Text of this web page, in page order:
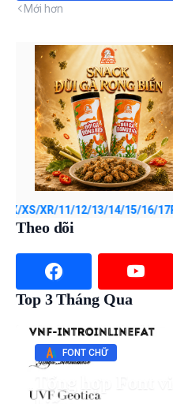
Mới hơn
11/12/13/14/15/16/17Pro/
Theo dõi
Top 3 Tháng Qua
FONT CHỮ
Tổng hợp Font